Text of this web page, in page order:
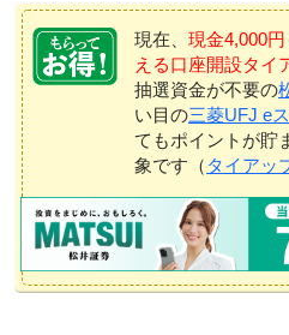
現在、 現金4,000
える口座開設タイ
抽選資金が不要の
い目の三菱UFJ e
てもポイントが貯
象です（ タイアッ